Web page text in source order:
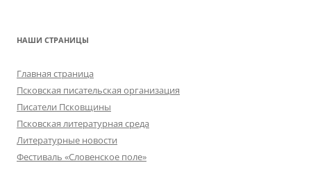
НАШИ СТРАНИЦЫ
Главная страница
Псковская писательская организация
Писатели Псковщины
Псковская литературная среда
Литературные новости
Фестиваль «Словенское поле»